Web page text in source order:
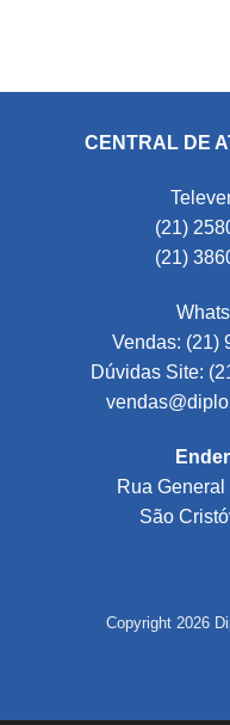
CENTRAL DE
(21)
(21)
Vendas: (21)
Dúvidas Site:
Rua
São
Copyright 2026